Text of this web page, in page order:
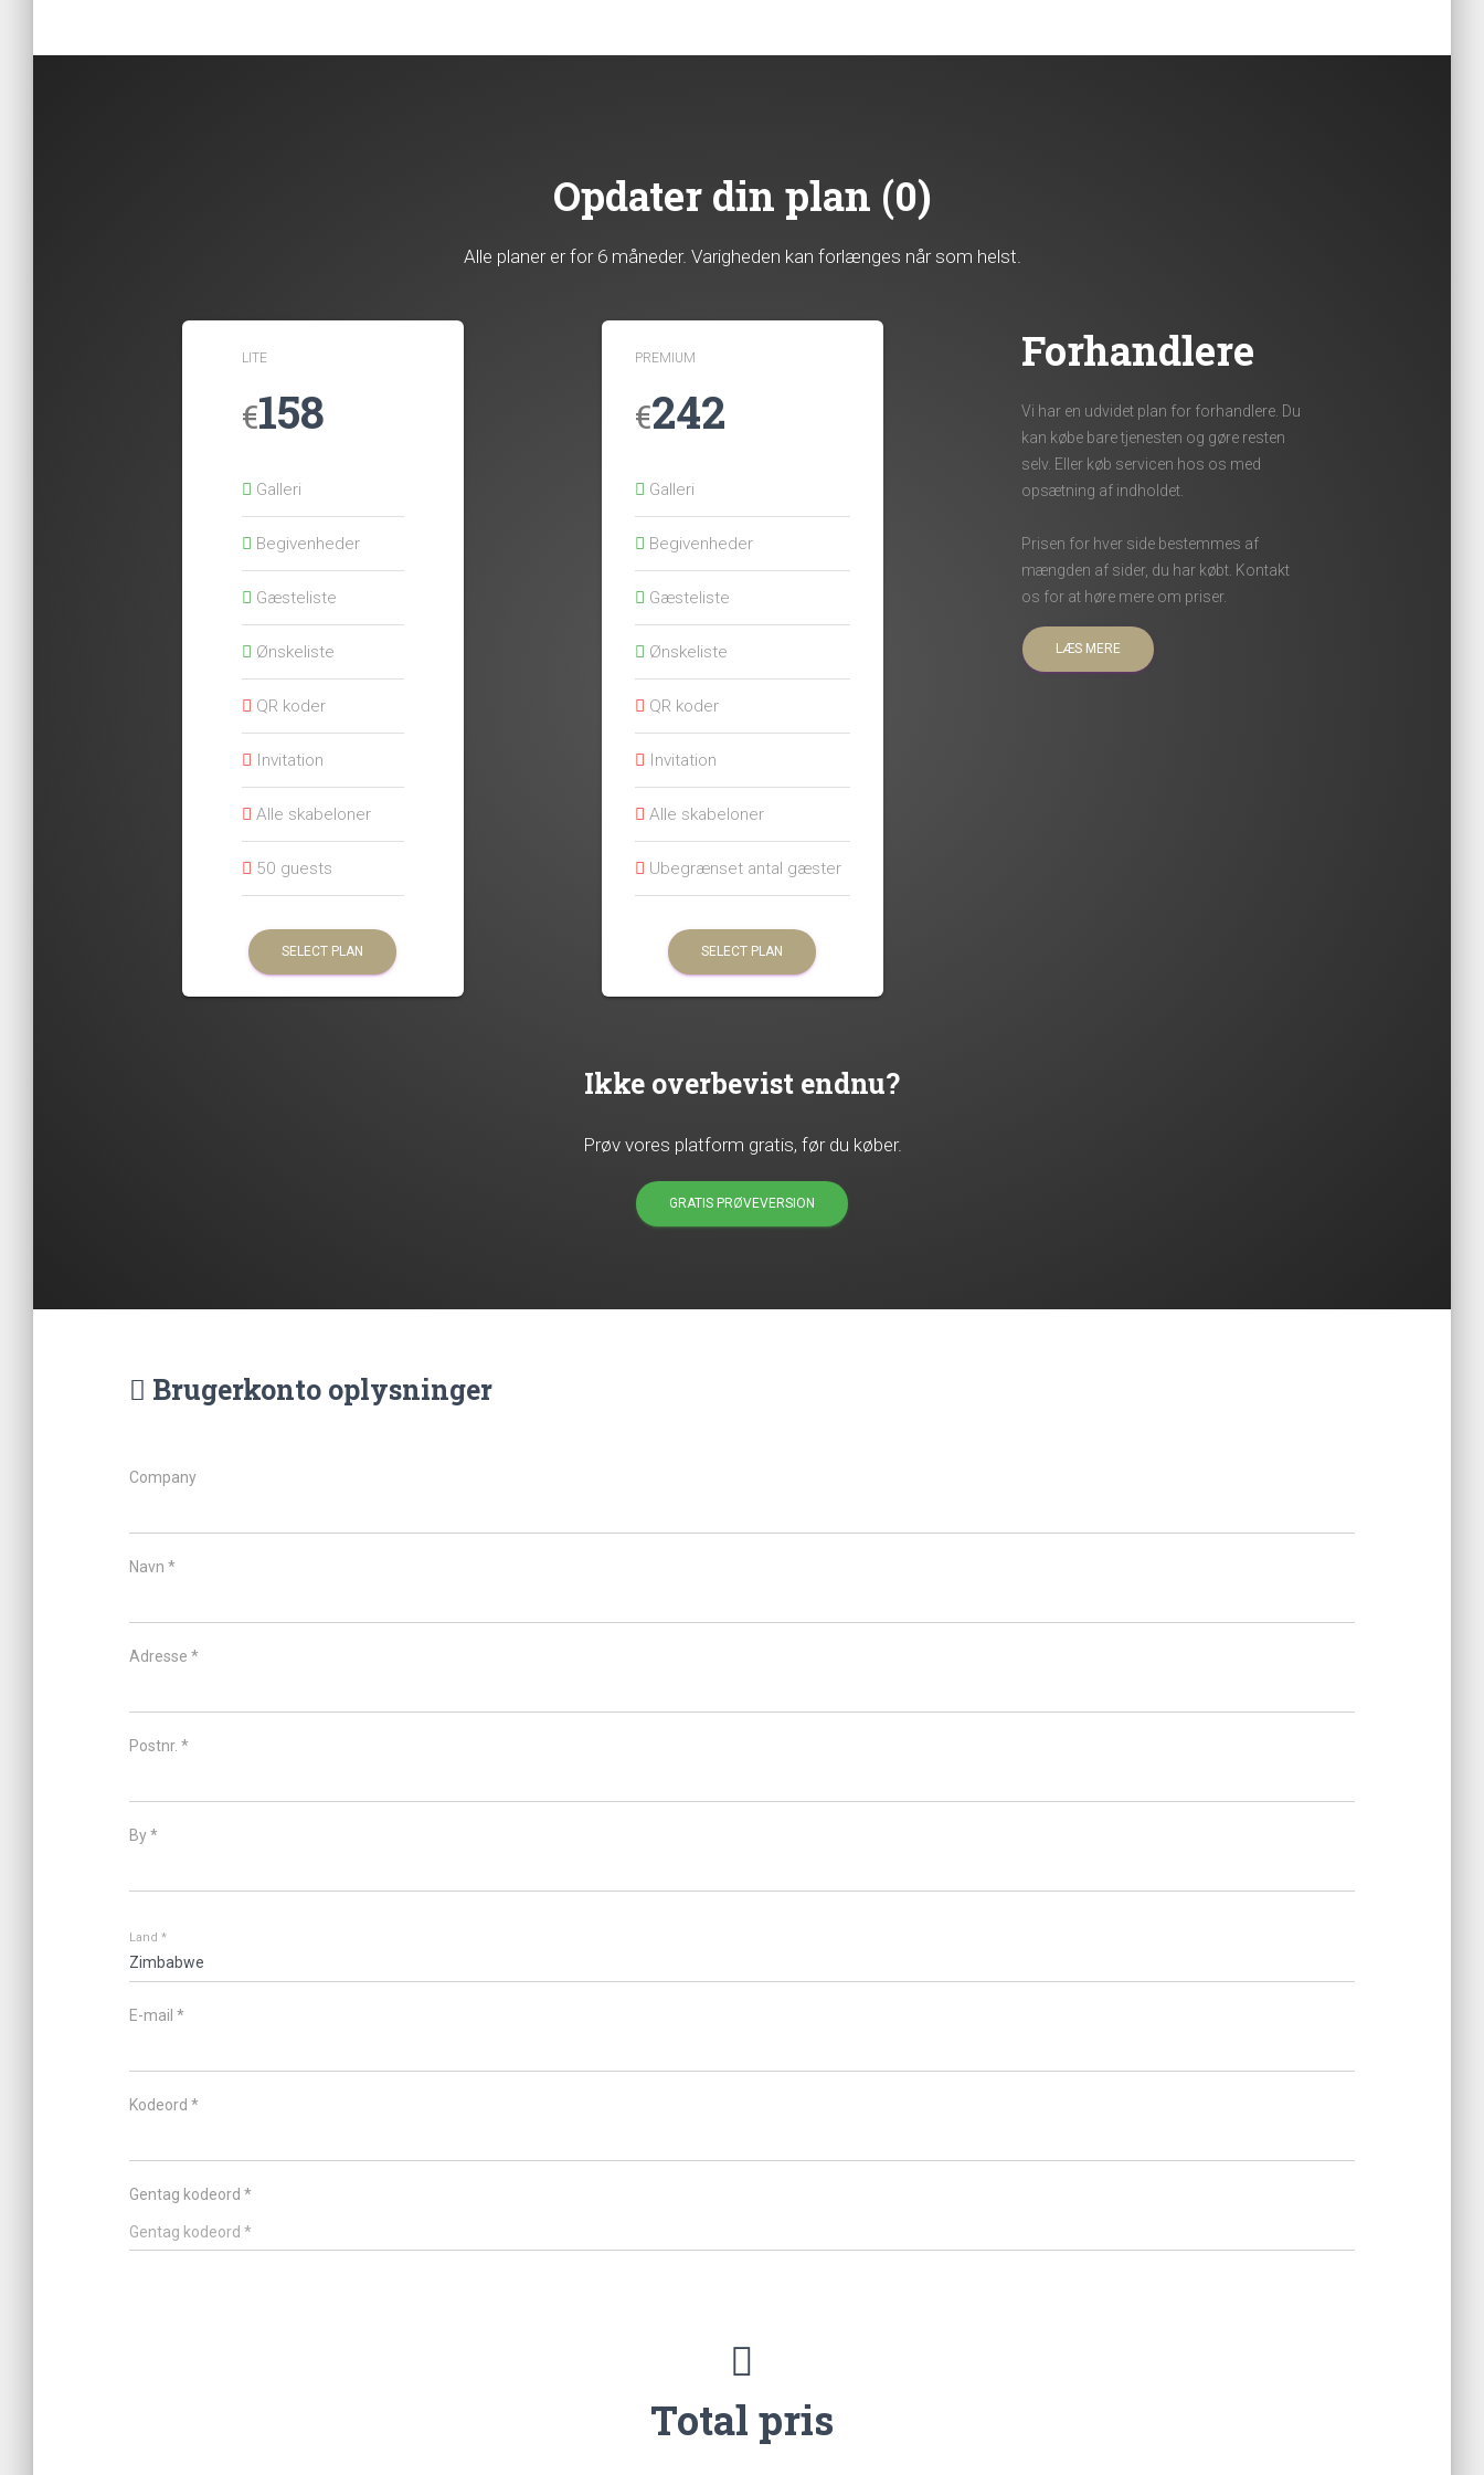
Opdater din plan (0)
Alle planer er for 6 måneder. Varigheden kan forlænges når som helst.
LITE
€158
Galleri
Begivenheder
Gæsteliste
Ønskeliste
QR koder
Invitation
Alle skabeloner
50 guests
SELECT PLAN
PREMIUM
€242
Galleri
Begivenheder
Gæsteliste
Ønskeliste
QR koder
Invitation
Alle skabeloner
Ubegrænset antal gæster
SELECT PLAN
Forhandlere
Vi har en udvidet plan for forhandlere. Du
kan købe bare tjenesten og gøre resten
selv. Eller køb servicen hos os med
opsætning af indholdet.
Prisen for hver side bestemmes af
mængden af sider, du har købt. Kontakt
os for at høre mere om priser.
LÆS MERE
Ikke overbevist endnu?
Prøv vores platform gratis, før du køber.
GRATIS PRØVEVERSION
Brugerkonto oplysninger
Company
Navn *
Adresse *
Postnr. *
By *
Land *
E-mail *
Kodeord *
Gentag kodeord *
Total pris